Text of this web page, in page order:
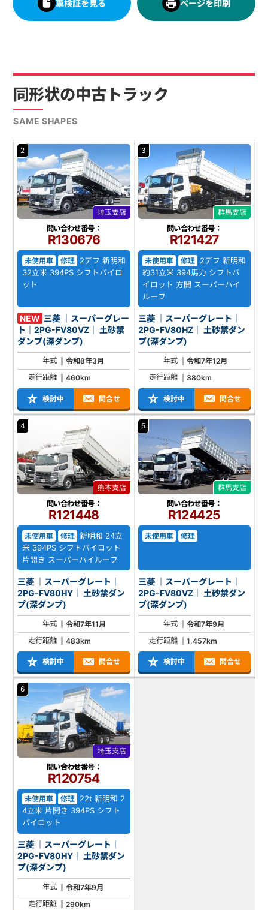
車検証を見る ページを印刷
同形状の中古トラック
SAME SHAPES
2
埼玉支店
問い合わせ番号：
R130676
未使用車 修理
2デフ 新明和
32立米 394PS シフトパイロ
ット
NEW 三菱 ｜スーパーグレー
ト｜2PG-FV80VZ｜ 土砂禁
ダンプ(深ダンプ)
年式
令和8年3月
走行距離
460km
検討中 問合せ
3
群馬支店
問い合わせ番号：
R121427
未使用車 修理 2デフ 新明和
約31立米 394馬力 シフトパ
イロット 方開 スーパーハイ
ルーフ
三菱 ｜スーパーグレート｜
2PG-FV80HZ｜ 土砂禁ダン
プ(深ダンプ)
年式
令和7年12月
走行距離
380km
検討中 問合せ
4
熊本支店
問い合わせ番号：
R121448
未使用車 修理 新明和 24立
米 394PS シフトパイロット
片開き スーパーハイルーフ
三菱 ｜スーパーグレート｜
2PG-FV80HY｜ 土砂禁ダン
プ(深ダンプ)
年式
令和7年11月
走行距離
483km
検討中 問合せ
5
群馬支店
問い合わせ番号：
R124425
未使用車 修理
三菱 ｜スーパーグレート｜
2PG-FV80VZ｜ 土砂禁ダン
プ(深ダンプ)
年式
令和7年9月
走行距離
1,457km
検討中 問合せ
6
埼玉支店
問い合わせ番号：
R120754
未使用車 修理
22t 新明和 2
4立米 片開き 394PS シフト
パイロット
三菱 ｜スーパーグレート｜
2PG-FV80HY｜ 土砂禁ダン
プ(深ダンプ)
年式
令和7年9月
走行距離
290km